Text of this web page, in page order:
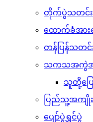
တိုက်ပွဲသတင်း
ထောက်ခံအား
တန်ပြန်သတင်
သကသအကွဲအ
သူတို့ပြ
ပြည်သူ့အကျိုး
ပျော်ပွဲရွှင်ပွဲ